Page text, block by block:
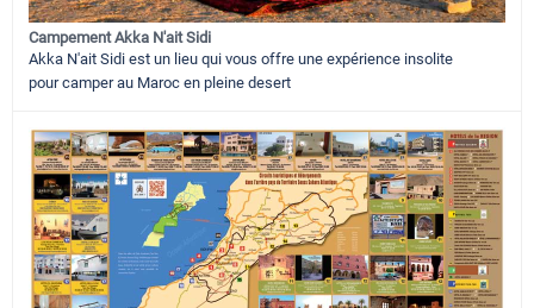
Campement Akka N'ait Sidi
Akka N'ait Sidi est un lieu qui vous offre une expérience insolite
pour camper au Maroc en pleine desert